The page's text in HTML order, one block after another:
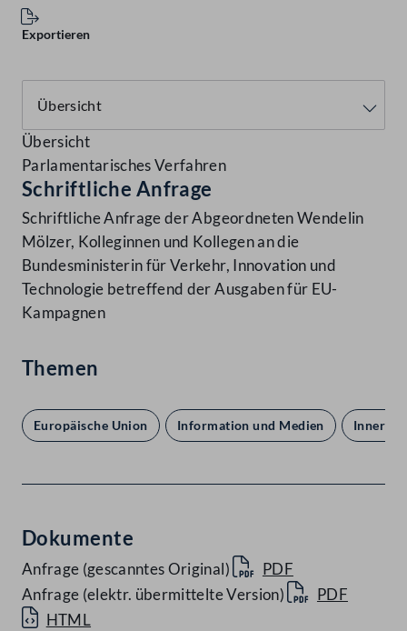
Exportieren
Übersicht
Parlamentarisches Verfahren
Schriftliche Anfrage
Schriftliche Anfrage der Abgeordneten Wendelin
Mölzer, Kolleginnen und Kollegen an die
Bundesministerin für Verkehr, Innovation und
Technologie betreffend der Ausgaben für EU-
Kampagnen
Themen
Europäische Union Information und Medien Inneres
Dokumente
Anfrage (gescanntes Original)
PDF
Anfrage (elektr. übermittelte Version)
PDF
HTML